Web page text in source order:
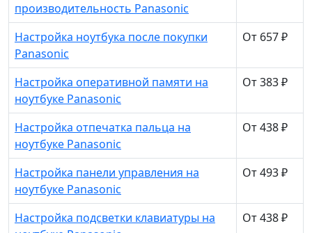
производительность Panasonic
Настройка ноутбука после покупки
Panasonic
От 657 ₽
Настройка оперативной памяти на
ноутбуке Panasonic
От 383 ₽
Настройка отпечатка пальца на
ноутбуке Panasonic
От 438 ₽
Настройка панели управления на
ноутбуке Panasonic
От 493 ₽
Настройка подсветки клавиатуры на
От 438 ₽